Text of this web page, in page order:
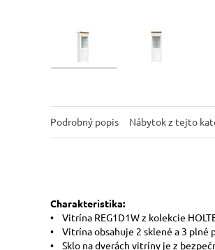
Podrobný popis Nábytok z tejto
Charakteristika:
• Vitrína REG1D1W z kolekcie
• Vitrína obsahuje 2 sklené a 3 plné
• Sklo na dverách vitríny je z